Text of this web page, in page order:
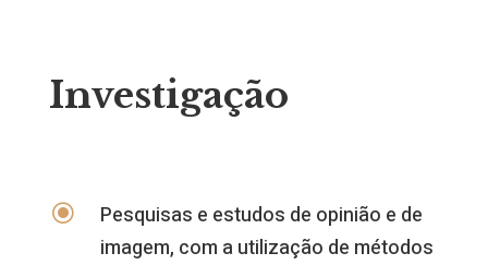
Investigação
\
Pesquisas e estudos de opinião e de
imagem, com a utilização de métodos